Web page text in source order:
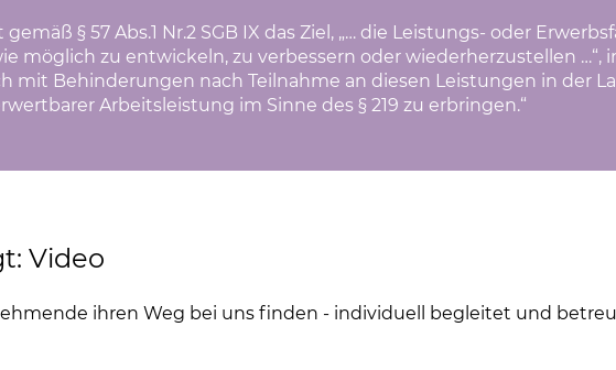
gemäß § 57 Abs.1 Nr.2 SGB IX das Ziel, „… die Leistungs- oder
möglich zu entwickeln, zu verbessern oder wiederherzustellen …“,
mit Behinderungen nach Teilnahme an diesen Leistungen in der
Arbeitsleistung im Sinne des § 219 zu erbringen.“
Video
ihren Weg bei uns finden - individuell begleitet und